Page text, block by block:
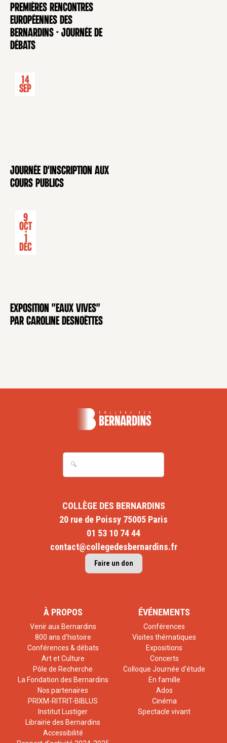
CONFÉRENCE
Premières rencontres
européennes des
Bernardins - Journée de
débats
CONFÉRENCE
14
Sep
Journée d'inscription aux
cours publics
EXPOSITION
9
Oct
-
1
Déc
Exposition "Eaux Vives"
par Caroline Desnoëttes
COLLÈGE DES BERNARDINS
20 rue de Poissy 75005 Paris
01 53 10 74 44
contact@collegedesbernardins.fr
Faire un don
À PROPOS
Venir aux Bernardins
800 ans d'histoire
Conférences & débats
Art et Culture
Pôle de Recherche
La Fondation des Bernardins
Nos partenaires
PRIXM-RITRIT-BIBLUS
Institut Lustiger
Librairie des Bernardins
Accessibilité
ÉVÉNEMENTS
Conférences
Visites thématiques
Expositions
Concerts
Colloque Journée d'étude
En famille
Ados
Cinéma
Spectacle vivant